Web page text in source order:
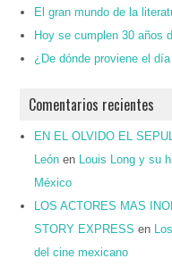
El gran mundo de la
Hoy se cumplen 30 años
¿De dónde proviene el
Comentarios recientes
EN EL OLVIDO EL
León en
Louis Long y su
México
LOS ACTORES MAS
STORY EXPRESS en
del cine mexicano